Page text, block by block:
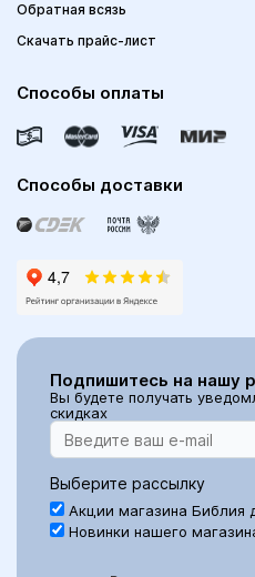
Обратная всязь
Скачать прайс-лист
Способы оплаты
Способы доставки
Подпишитесь на нашу
Вы будете получать
скидках
Выберите рассылку
Акции магазина Библия
Новинки нашего